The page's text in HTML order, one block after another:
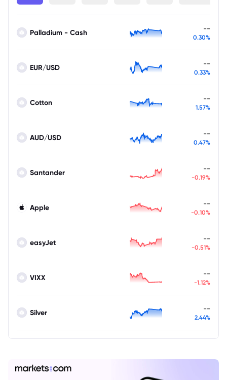
Palladium - Cash --
0.30%
EUR/USD --
0.33%
Cotton --
1.57%
AUD/USD --
0.47%
Santander --
-0.19%
Apple --
-0.10%
easyJet --
-0.51%
VIXX --
-1.12%
Silver --
2.44%